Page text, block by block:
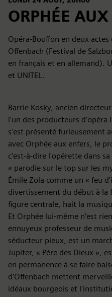
ORPHÉE AUX
Opéra-Bouffon en deux actes
Offenbach (Festival de
en français et en allemand).
et UNITEL.
Barrie Kosky, ancien
l'un des producteurs d'opéra
s'est présenté furieusement
avec Orphée aux enfers, le
c'est-à-dire l'opérette dans
« parodie sur le top sur les
Émile Zola comme un « feu
divertissement du début à la
figure centrale, hait la
Et Orphée lui-même n'est
ennuyeux professeur de
séducteur pieux, est un
Jupiter, « Père des Dieux »,
en permanence à se faire
d'Offenbach mettent
idéaux bourgeois et